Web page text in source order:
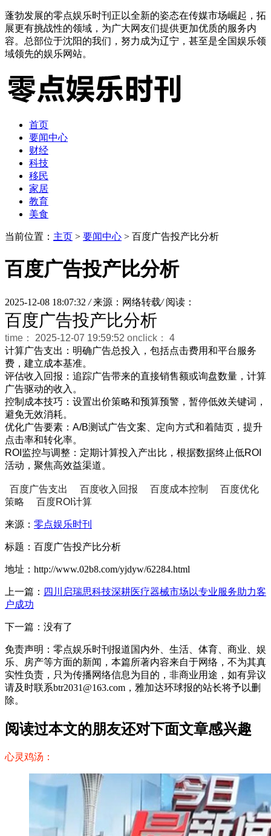
蓬勃发展的零点娱乐时刊正以全新的姿态在传媒市场崛起，拓
展更有挑战性的领域，为广大网友们提供更加优质的服务内
容。总部位于沈阳的我们，努力成为辽宁，甚至是全国娱乐领
域领先的娱乐网站。
首页
要闻中心
财经
科技
移民
家居
教育
美食
当前位置： 主页 > 要闻中心 > 百度广告投产比分析
百度广告投产比分析
2025-12-08 18:07:32 / 来源：网络转载/ 阅读：
百度广告投产比分析
time： 2025-12-07 19:59:52 onclick：
4
计算广告支出：明确广告总投入，包括点击费用和平台服务
费，建立成本基准。
评估收入回报：追踪广告带来的直接销售额或询盘数量，计算
广告驱动的收入。
控制成本技巧：设置出价策略和预算预警，暂停低效关键词，
避免无效消耗。
优化广告要素：A/B测试广告文案、定向方式和着陆页，提升
点击率和转化率。
ROI监控与调整：定期计算投入产出比，根据数据终止低ROI
活动，聚焦高效益渠道。
百度广告支出 百度收入回报 百度成本控制
百度优化
策略
百度ROI计算
来源： 零点娱乐时刊
标题：百度广告投产比分析
地址：http://www.02b8.com/yjdyw/62284.html
上一篇： 四川启瑞思科技深耕医疗器械市场以专业服务助力客
户成功
下一篇：没有了
免责声明：零点娱乐时刊报道国内外、生活、体育、商业、娱
乐、房产等方面的新闻，本篇所著内容来自于网络，不为其真
实性负责，只为传播网络信息为目的，非商业用途，如有异议
请及时联系btr2031@163.com，雅加达环球报的站长将予以删
除。
阅读过本文的朋友还对下面文章感兴趣
心灵鸡汤：